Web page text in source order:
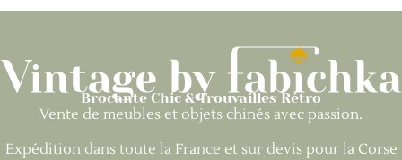
Brocante Chic & Trouvailles Rétro
Vente de meubles et objets chinés avec passion.
Expédition dans toute la France et sur devis pour la Corse